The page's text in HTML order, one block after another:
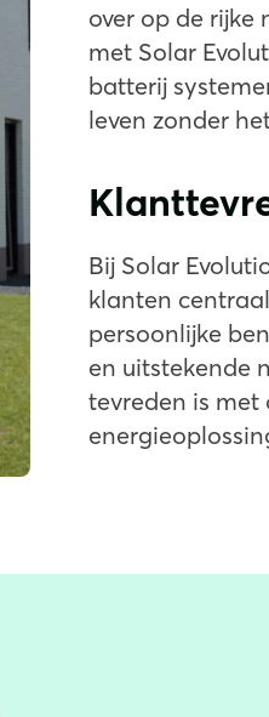
over op de rijke
met Solar
batterij
leven zonder
Bij Solar
klanten
persoonlijke
en uitstekende
tevreden is met